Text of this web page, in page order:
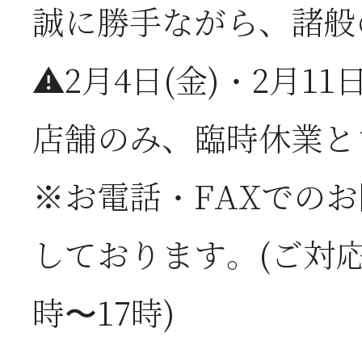
2026年06月28日
2026年06月05日
誠に勝手ながら、諸
⚠️2月4日(金)・2月11
店舗のみ、臨時休業
※お電話・FAXでの
しております。(ご対
時〜17時)